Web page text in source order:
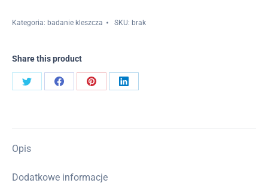
Kategoria: badanie kleszcza SKU: brak
Share this product
UdostępnijUdostępnijUdostępnijUdostępnij
Opis
Dodatkowe informacje